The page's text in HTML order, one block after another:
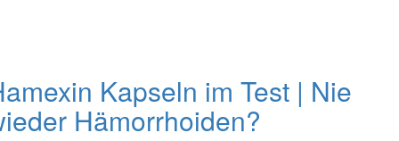
Kapseln im Test | Nie
Hämorrhoiden?